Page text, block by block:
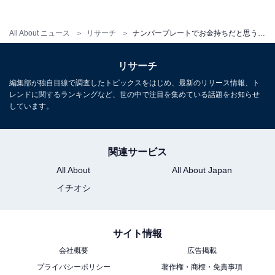
All About ニュース リサーチ
リサーチ
編集部が独自目線で調査したトピックスをはじめ、最新のリリース情報、ト
レンドに関するランキングなど、世の中で注目を集めている話題をお知らせ
しています。
関連サービス
All About
All About Japan
イチオシ
サイト情報
会社概要
広告掲載
プライバシーポリシー
著作権・商標・免責事項